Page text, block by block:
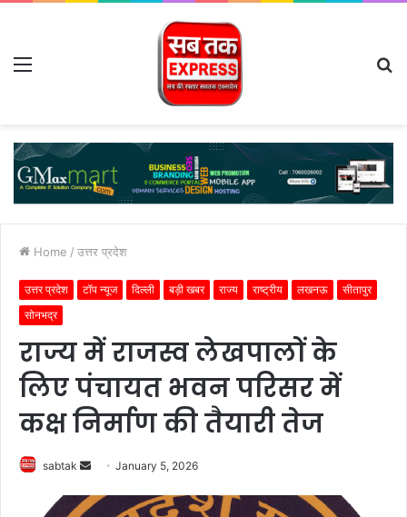
Menu
Home / उत्तर प्रदेश
उत्तर प्रदेश टॉप न्यूज दिल्ली बड़ी खबर राज्य राष्ट्रीय लखनऊ
सीतापुर
सोनभद्र
राज्य में राजस्व लेखपालों के
लिए पंचायत भवन परिसर में
कक्ष निर्माण की तैयारी तेज
sabtak
Send
email
January 5, 2026